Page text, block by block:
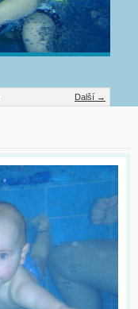
Další →